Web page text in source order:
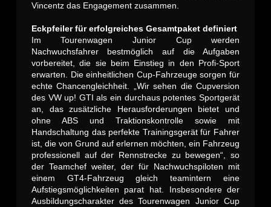
Vincentz das Engagement zusammen.
Eckpfeiler für erfolgreiches Gesamtpaket definiert
Im Tourenwagen Junior Cup werden
Nachwuchsfahrer bestmöglich auf die Aufgaben
vorbereitet, die sie beim Einstieg in den Profi-Sport
erwarten. Die einheitlichen Cup-Fahrzeuge sorgen für
echte Chancengleichheit. „Wir sehen die Cupversion
des VW up! GTI als ein durchaus potentes Sportgerät
an, das zusätzliche Herausforderungen bietet und
ohne ABS und Traktionskontrolle sowie mit
Handschaltung das perfekte Trainingsgerät für Fahrer
ist, die von Grund auf erlernen möchten, ein Fahrzeug
professionell auf der Rennstrecke zu bewegen“, so
der Teamchef weiter, der für Nachwuchspiloten mit
einem GT4-Fahrzeug gleich teamintern eine
Aufstiegsmöglichkeiten parat hat. Insbesondere der
Ausbildungscharakter des Tourenwagen Junior Cup